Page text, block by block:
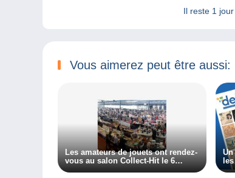
Il reste 1
Vous aimerez peut être aussi:
Les amateurs de jouets ont rendez-
vous au salon Collect-Hit le 6
octobre !